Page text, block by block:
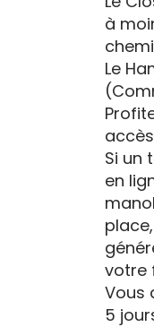
à
Le
Si un
en
votre
Vous
5